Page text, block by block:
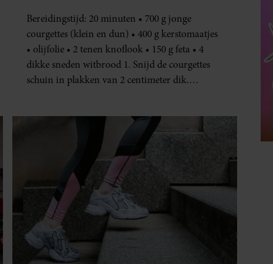
SANTE
DÍT IS WAAROM TRAPLOPEN
ZO ZWAAR VOELT (SPOILER:
CONDITIE)
Je wil meer aan je conditie werken of je
stappendoel halen, en dus neem je de trap in
plaats van de roltrap of lift. Maar halverwege
begin je al met hijgen. Dit terwijl je van een
half uur wandelen geen last hebt. Hoe kan dat?